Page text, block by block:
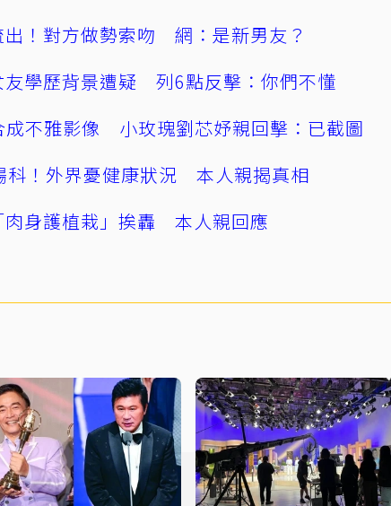
！對方做勢索吻 網：是新男友？
友學歷背景遭疑 列6點反擊：你們不懂
成不雅影像 小玫瑰劉芯妤親回擊：已截圖
科！外界憂健康狀況 本人親揭真相
肉身護植栽」挨轟 本人親回應